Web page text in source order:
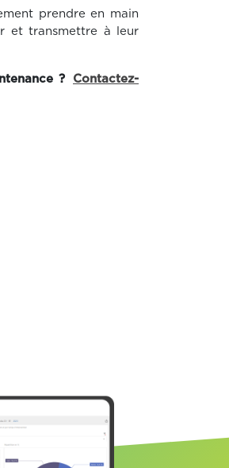
prendre en main
et transmettre à leur
? Contactez-